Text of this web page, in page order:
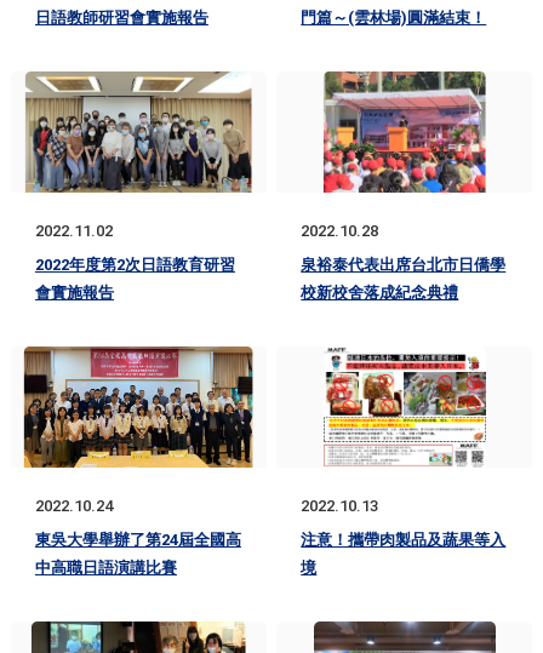
日語教師研習會實施報告
門篇～(雲林場)圓滿結束！
2022.11.02
2022年度第2次日語教育研習
會實施報告
2022.10.28
泉裕泰代表出席台北市日僑學
校新校舍落成紀念典禮
2022.10.24
東吳大學舉辦了第24屆全國高
中高職日語演講比賽
2022.10.13
注意！攜帶肉製品及蔬果等入
境